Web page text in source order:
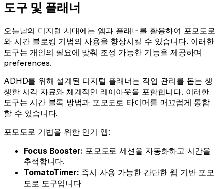
도구 및 플래너
오늘날의 디지털 시대에는 앱과 플래너를 활용하여 포모도로
와 시간 블로킹 기법의 사용을 향상시킬 수 있습니다. 이러한
도구는 개인의 필요에 맞춰 조정 가능한 기능을 제공하며
preferences.
ADHD를 위해 설계된 디지털 플래너는 작업 관리를 돕는 생
생한 시각 자료와 체계적인 레이아웃을 포함합니다. 이러한
도구는 시간 블록 방법과 포모도로 타이머를 매끄럽게 통합
할 수 있습니다.
포모도로 기법을 위한 인기 앱:
Focus Booster: 포모도로 세션을 자동화하고 시간을
추적합니다.
TomatoTimer: 즉시 사용 가능한 간단한 웹 기반 포모
도로 도구입니다.